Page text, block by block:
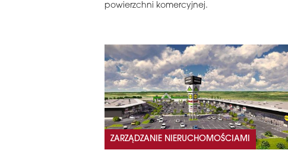
powierzchni komercyjnej.
ZARZĄDZANIE NIERUCHOMOŚCIAMI